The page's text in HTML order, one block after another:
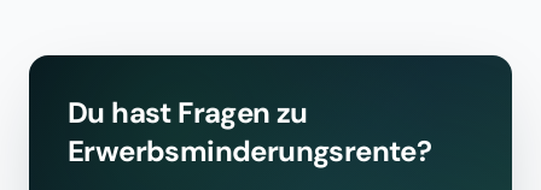
Du hast Fragen zu
Erwerbsminderungsrente?